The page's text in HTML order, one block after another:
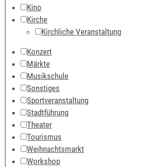
Kino
Kirche
Kirchliche Veranstaltung
Konzert
Märkte
Musikschule
Sonstiges
Sportveranstaltung
Stadtführung
Theater
Tourismus
Weihnachtsmarkt
Workshop